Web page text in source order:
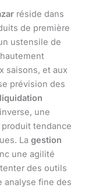
réside dans
de première
ustensile de
saisons, et aux
prévision des
liquidation
une
tendance
La gestion
une agilité
des outils
analyse fine des